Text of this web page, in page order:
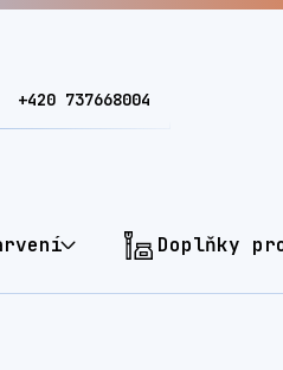
+420 737668004
Doplňky